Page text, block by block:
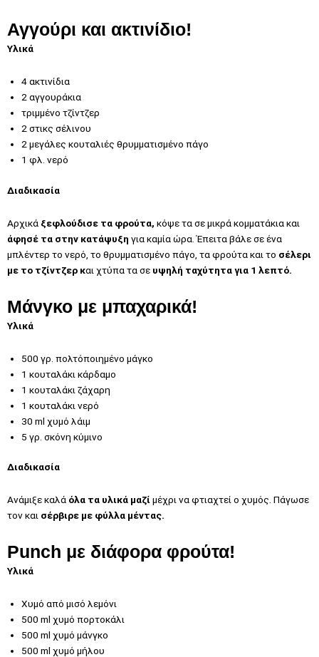
Αγγούρι και ακτινίδιο!
Υλικά
4 ακτινίδια
2 αγγουράκια
τριμμένο τζίντζερ
2 στικς σέλινου
2 μεγάλες κουταλιές θρυμματισμένο πάγο
1 φλ. νερό
Διαδικασία
Αρχικά ξεφλούδισε τα φρούτα, κόψε τα σε μικρά κομματάκια και
άφησέ τα στην κατάψυξη για καμία ώρα. Έπειτα βάλε σε ένα
μπλέντερ το νερό, το θρυμματισμένο πάγο, τα φρούτα και το σέλερι
με το τζίντζερ και χτύπα τα σε υψηλή ταχύτητα για 1 λεπτό.
Μάνγκο με μπαχαρικά!
Υλικά
500 γρ. πολτόποιημένο μάγκο
1 κουταλάκι κάρδαμο
1 κουταλάκι ζάχαρη
1 κουταλάκι νερό
30 ml χυμό λάιμ
5 γρ. σκόνη κύμινο
Διαδικασία
Ανάμιξε καλά όλα τα υλικά μαζίμέχρι να φτιαχτεί ο χυμός. Πάγωσε
τον και σέρβιρε με φύλλα μέντας.
Punch με διάφορα φρούτα!
Υλικά
Χυμό από μισό λεμόνι
500 ml χυμό πορτοκάλι
500 ml χυμό μάνγκο
500 ml χυμό μήλου